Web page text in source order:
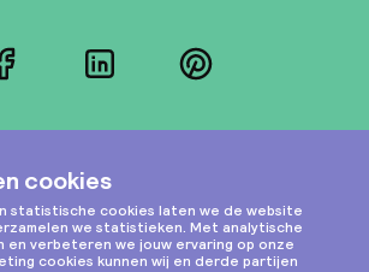
FacebookLinkedInPinterest
Instagram